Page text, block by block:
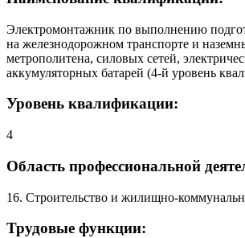
Электромонтажник по выполнению
на железнодорожном транспорте и
метрополитена, силовых сетей,
аккумуляторных батарей (4-й уровень
Уровень квалификации:
4
Область профессиональной
16. Строительство и жилищно-
Трудовые функции: